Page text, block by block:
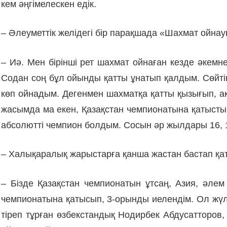
кем әңгімелескен едік.
– Әлеуметтік желідегі бір парақшада «Шахмат
– Иә. Мен бірінші рет шахмат ойнаған кез­де
Содан соң бұл ойын­ды қатты ұнатып қалдым.
көп ойнадым. Дегенмен шах­матқа қатты қызығып,
жа­сымда ма екен, Қазақстан чемпионатына
абсолютті чем­пион болдым. Сосын әр жылдары 16,
– Халықаралық жарыстарға қанша жас­тан бастап
– Бізде Қазақстан чемпионатын ұтсаң, Азия,
чемпионатына қатысып, 3-орынды иелендім. Ол
тіреп тұрған өз­бекстандық Нодирбек